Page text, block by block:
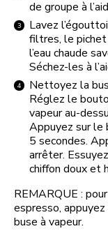
de groupe à
Lavez
filtres, le pichet
l’eau chaude
Séchez-les à
Nettoyez la
Réglez le
vapeur au-
Appuyez sur
5 secondes.
arrêter.
chiffon doux et
REMARQUE :
espresso,
buse à vapeur.